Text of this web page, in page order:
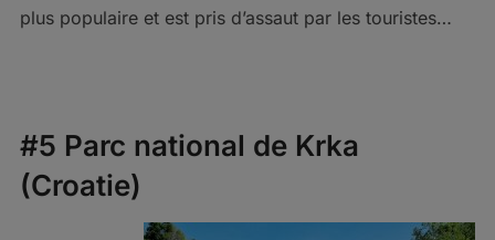
plus populaire et est pris d’assaut par les touristes…
#5 Parc national de Krka
(Croatie)